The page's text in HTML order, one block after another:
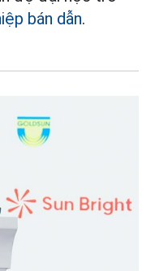
bán dẫn.